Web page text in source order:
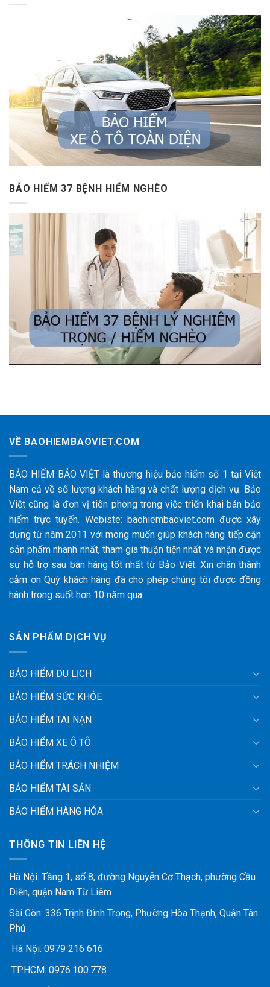
BẢO HIỂM 37 BỆNH HIỂM NGHÈO
VỀ BAOHIEMBAOVIET.COM
BẢO HIỂM BẢO VIỆT là thương hiệu bảo hiểm số 1 tại Việt
Nam cả về số lượng khách hàng và chất lượng dịch vụ. Bảo
Việt cũng là đơn vị tiên phong trong việc triển khai bán bảo
hiểm trực tuyến. Webiste: baohiembaoviet.com được xây
dựng từ năm 2011 với mong muốn giúp khách hàng tiếp cận
sản phẩm nhanh nhất, tham gia thuận tiện nhất và nhận được
sự hỗ trợ sau bán hàng tốt nhất từ Bảo Việt. Xin chân thành
cảm ơn Quý khách hàng đã cho phép chúng tôi được đồng
hành trong suốt hơn 10 năm qua.
SẢN PHẨM DỊCH VỤ
BẢO HIỂM DU LỊCH
BẢO HIỂM SỨC KHỎE
BẢO HIỂM TAI NẠN
BẢO HIỂM XE Ô TÔ
BẢO HIỂM TRÁCH NHIỆM
BẢO HIỂM TÀI SẢN
BẢO HIỂM HÀNG HÓA
THÔNG TIN LIÊN HỆ
Hà Nội: Tầng 1, số 8, đường Nguyễn Cơ Thạch, phường Cầu
Diễn, quận Nam Từ Liêm
Sài Gòn: 336 Trịnh Đình Trọng, Phường Hòa Thạnh, Quận Tân
Phú
Hà Nội: 0979 216 616
TP.HCM: 0976.100.778